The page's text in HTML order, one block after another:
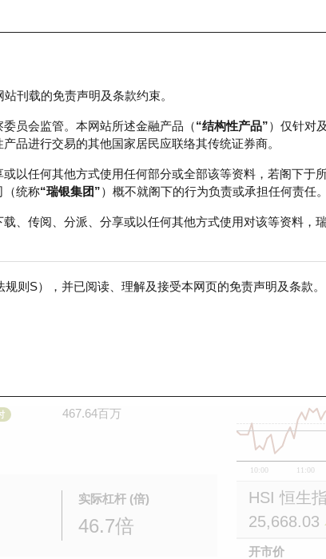
瑞银轮证教室
刊载的免责声明及条款约束。
员会监管。本网站所述金融产品（“结构性产品”）仅针对
品进行交易的其他国家居民应联络其传统证券商。
以任何其他方式使用任何部分或全部该等资料，若阁下于
（统称“瑞银集团”）概不就阁下的行为负责或承担任何责任。
、传阅、分派、分享或以任何其他方式使用对该等资料，
则S），并已阅读、理解及接受本网页的免责声明及条款。
467.64百万
实际杠杆 (倍)
46.7倍
10:00 11:00
HSI 恒生
25,668.03
开市价